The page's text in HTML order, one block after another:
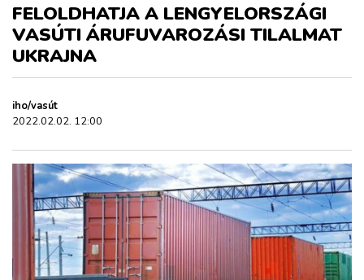
KÖZÚT
REPÜLÉS
KÖZLEKEDÉSFEJLESZTÉS
ZÖLDÚT
HAJÓZÁS
FELOLDHATJA A LENGYELORSZÁGI
VASÚTI ÁRUFUVAROZÁSI TILALMAT
UKRAJNA
iho/vasút
2022.02.02. 12:00